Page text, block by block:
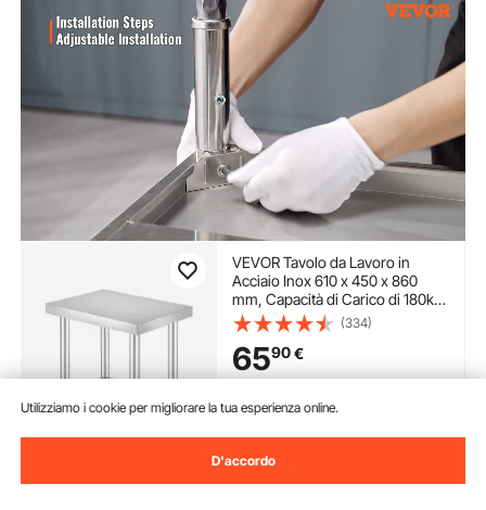
VEVOR Tavolo da Lavoro in
Acciaio Inox 610 x 450 x 860
mm, Capacità di Carico di 180kg
con 4 Ruote, 3 Livelli di Altezza
Regolabili, Tavolo da Lavoro per
Preparazione di Alimenti per per
Cucina Commerciale
(334)
6590€
Disponibile
Utilizziamo i cookie per migliorare la tua esperienza online.
D'accordo